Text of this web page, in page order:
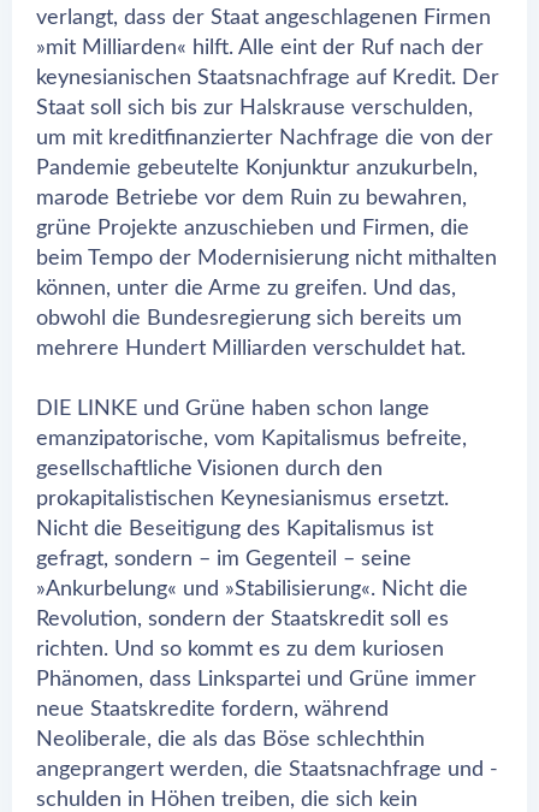
verlangt, dass der Staat angeschlagenen Firmen
»mit Milliarden« hilft. Alle eint der Ruf nach der
keynesianischen Staatsnachfrage auf Kredit. Der
Staat soll sich bis zur Halskrause verschulden,
um mit kreditfinanzierter Nachfrage die von der
Pandemie gebeutelte Konjunktur anzukurbeln,
marode Betriebe vor dem Ruin zu bewahren,
grüne Projekte anzuschieben und Firmen, die
beim Tempo der Modernisierung nicht mithalten
können, unter die Arme zu greifen. Und das,
obwohl die Bundesregierung sich bereits um
mehrere Hundert Milliarden verschuldet hat.
DIE LINKE und Grüne haben schon lange
emanzipatorische, vom Kapitalismus befreite,
gesellschaftliche Visionen durch den
prokapitalistischen Keynesianismus ersetzt.
Nicht die Beseitigung des Kapitalismus ist
gefragt, sondern – im Gegenteil – seine
»Ankurbelung« und »Stabilisierung«. Nicht die
Revolution, sondern der Staatskredit soll es
richten. Und so kommt es zu dem kuriosen
Phänomen, dass Linkspartei und Grüne immer
neue Staatskredite fordern, während
Neoliberale, die als das Böse schlechthin
angeprangert werden, die Staatsnachfrage und -
schulden in Höhen treiben, die sich kein